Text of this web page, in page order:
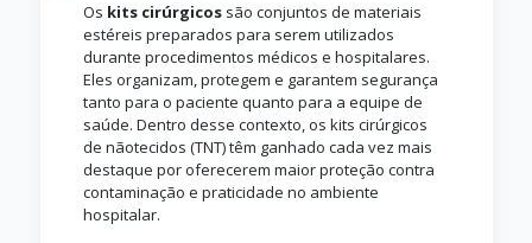
Os kits cirúrgicossão conjuntos de materiais
estéreis preparados para serem utilizados
durante procedimentos médicos e hospitalares.
Eles organizam, protegem e garantem segurança
tanto para o paciente quanto para a equipe de
saúde. Dentro desse contexto, os kits cirúrgicos
de nãotecidos (TNT) têm ganhado cada vez mais
destaque por oferecerem maior proteção contra
contaminação e praticidade no ambiente
hospitalar.